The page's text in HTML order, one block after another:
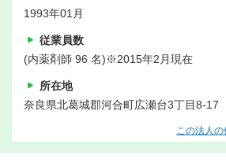
1993年01月
従業員数
(内薬剤師 96 名)※2015年2月現在
所在地
奈良県北葛城郡河合町広瀬台3丁目8-17
この法人